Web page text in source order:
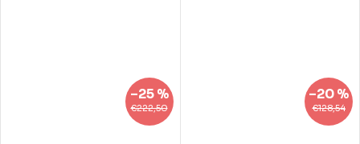
€222,50
–25 %
€128,54
–20 %